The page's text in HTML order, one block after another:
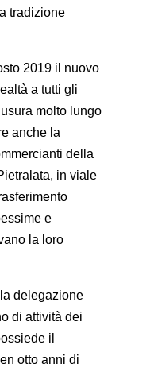
tradizione
2019 il nuovo
a tutti gli
molto lungo
anche la
della
in viale
e
la loro
delegazione
di attività dei
il
otto anni di